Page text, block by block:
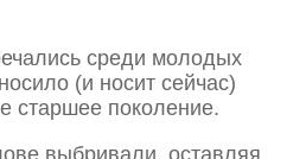
среди молодых
(и носит сейчас)
старшее поколение.
выбривали, оставляя